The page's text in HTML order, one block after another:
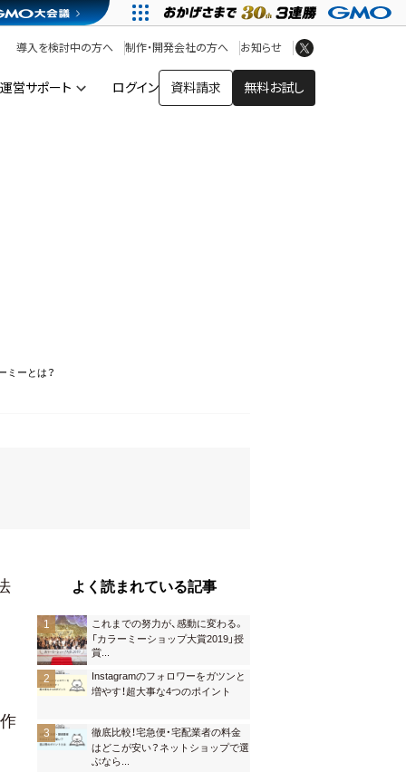
運営サポート ログイン 資料請求 無料お試し
導入を検討中の方へ 制作・開発会社の方へ お知らせ
ヘルプセンター
ミーとは？
よく読まれている記事
これまでの努力が、感動に変わる。
「カラーミーショップ大賞2019」授
賞
Instagramのフォロワーをガツンと
増やす！超大事な4つのポイント
徹底比較！宅急便・宅配業者の料金
はどこが安い？ネットショップで選
ぶなら